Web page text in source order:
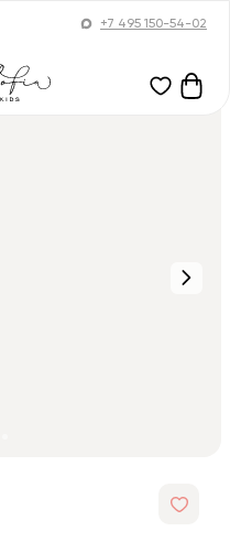
+7 495 150-54-02